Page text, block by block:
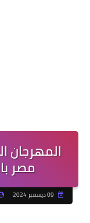
المهرجان
مصر